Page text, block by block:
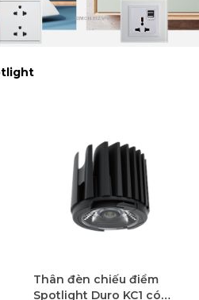
Thân đèn chiếu điểm
Spotlight Duro KC1 có